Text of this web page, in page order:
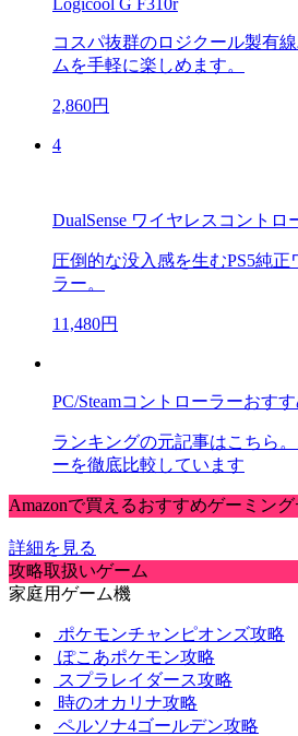
コスパ抜群のロジクール製有
ムを手軽に楽しめます。
2,860円
4
DualSense ワイヤレスコントロ
圧倒的な没入感を生むPS5純
ラー。
11,480円
PC/Steamコントローラーおす
ランキングの元記事はこちら
ーを徹底比較しています
Amazonで買えるおすすめゲーミング
詳細を見る
攻略取扱いゲーム
家庭用ゲーム機
ポケモンチャンピオンズ攻略
ぽこあポケモン攻略
スプラレイダース攻略
時のオカリナ攻略
ペルソナ4ゴールデン攻略